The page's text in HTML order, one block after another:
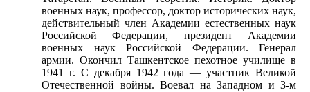
военных наук, профессор, доктор исторических наук,
действительный член Академии естественных наук
Российской Федерации, президент Академии
военных наук Российской Федерации. Генерал
армии. Окончил Ташкентское пехотное училище в
1941 г. С декабря 1942 года — участник Великой
Отечественной войны. Воевал на Западном и 3-м